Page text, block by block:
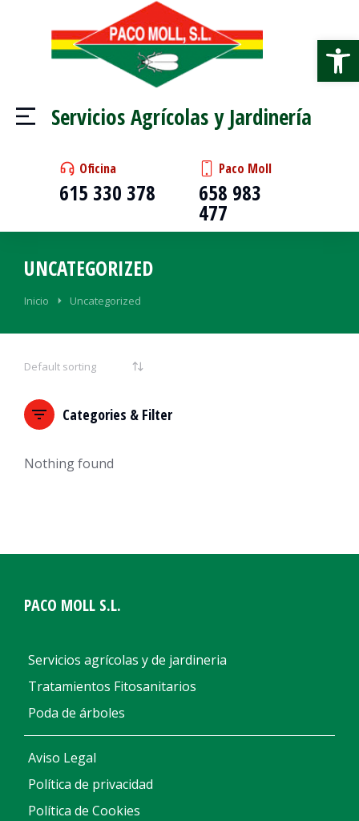
Servicios Agrícolas y Jardinería
Oficina
615 330 378
Paco Moll
658 983
477
UNCATEGORIZED
Estás aquí:
Inicio Uncategorized
Categories & Filter
Nothing found
PACO MOLL S.L.
Servicios agrícolas y de jardineria
Tratamientos Fitosanitarios
Poda de árboles
Aviso Legal
Política de privacidad
Política de Cookies